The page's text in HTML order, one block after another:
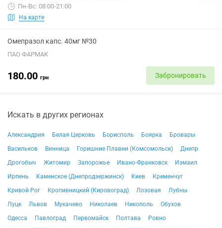
Пн-Вс: 08:00-21:00
На карте
Омепразол капс. 40мг №30
ПАО ФАРМАК
180.00 грн Забронировать
Искать в других регионах
Александрия Белая Церковь Борисполь Боярка
Бровары
Васильков
Винница Горишние Плавни (Комсомольск)
Днепр
Дрогобыч
Житомир Запорожье Ивано-Франковск
Измаил
Ирпень
Каменское (Днепродзержинск) Киев
Кременчуг
Кривой Рог
Кропивницкий (Кировоград) Лозовая
Лубны
Луцк
Львов Мукачево Николаев Никополь
Обухов
Одесса
Павлоград Первомайск Полтава
Ровно